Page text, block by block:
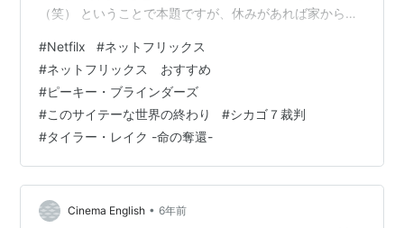
（笑） ということで本題ですが、休みがあれば家から一
Netflix初心者、入ろうか迷っている方、映画好きな方に
もお勧めできる私の一押し４選を紹介させていただきや
す。 今回は、映画二本と、ドラマ二本を紹介させていた
だきます！！ まずは映画二本から １．シカゴ７裁判 こ
ちらは最近見たものなのですが、久しぶりに”いい映画”を
見たとい…
#Netfilx #ネットフリックス
#ネットフリックス おすすめ
#ピーキー・ブラインダーズ
#このサイテーな世界の終わり #シカゴ７裁判
#タイラー・レイク -命の奪還-
Cinema English • 6年前